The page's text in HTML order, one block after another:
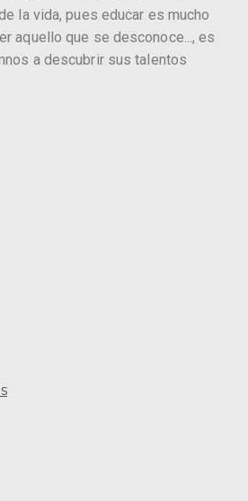
la vida, pues educar es mucho
aquello que se desconoce..., es
a descubrir sus talentos